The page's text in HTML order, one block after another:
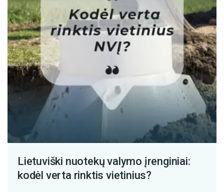
Lietuviški nuotekų valymo įrenginiai:
kodėl verta rinktis vietinius?